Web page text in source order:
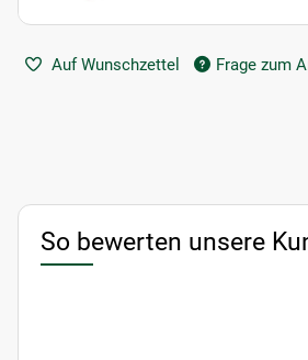
Auf Wunschzettel Frage zum
So bewerten unsere